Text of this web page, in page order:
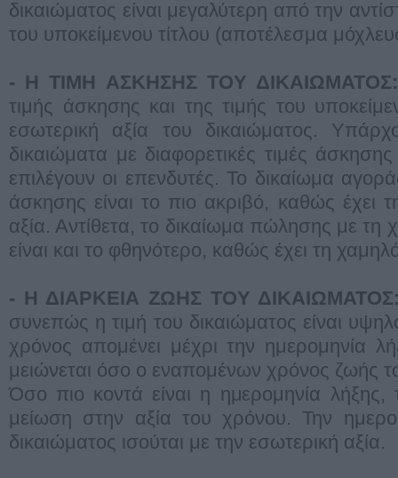
δικαιώματος είναι μεγαλύτερη από την
του υποκείμενου τίτλου (αποτέλεσμα
- Η ΤΙΜΗ ΑΣΚΗΣΗΣ ΤOΥ ΔΙΚΑΙΩΜΑΤOΣ:
τιμής άσκησης και της τιμής του
εσωτερική αξία του δικαιώματος.
δικαιώματα με διαφορετικές τιμές
επιλέγουν οι επενδυτές. Το δικαίωμα
άσκησης είναι το πιο ακριβό, καθώς έχει
αξία. Αντίθετα, το δικαίωμα πώλησης με τη
είναι και το φθηνότερο, καθώς έχει τη
- Η ΔΙΑΡΚΕΙΑ ΖΩΗΣ ΤOΥ
συνεπώς η τιμή του δικαιώματος είναι
χρόνος απομένει μέχρι την ημερομηνία
μειώνεται όσο ο εναπομένων χρόνος ζωής
Όσο πιο κοντά είναι η ημερομηνία λήξης,
μείωση στην αξία του χρόνου. Την
δικαιώματος ισούται με την εσωτερική αξία.